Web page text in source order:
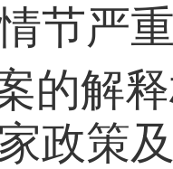
节严
的解
政策